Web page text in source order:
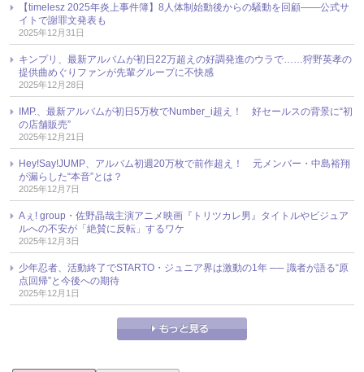
【timelesz 2025年炎上事件簿】8人体制始動後からの騒動を回顧――公式サ
イトで謝罪文発表も
2025年12月31日
キンプリ、最新アルバムが初日22万超えの好調発進のウラで……狩野英孝の
提供曲めぐりファンが先輩グループに不快感
2025年12月28日
IMP.、最新アルバムが初日5万枚でNumber_i超え！ 好セールスの背景に“初
の店舗販売”
2025年12月21日
Hey!Say!JUMP、アルバム初週20万枚で前作超え！ 元メンバー・中島裕翔
が漏らした“本音”とは？
2025年12月7日
Aぇ! group・佐野晶哉主演アニメ映画『トリツカレ男』タイトルやビジュア
ルへの不安が「絶賛に反転」するワケ
2025年12月3日
少年忍者、活動終了でSTARTO・ジュニア界は激動の1年 ── 識者が語る“原
点回帰”と今後への期待
2025年12月1日